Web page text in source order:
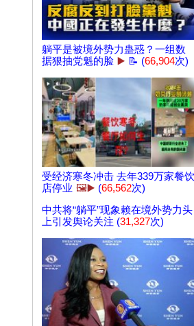
躺平是被境外势力蛊惑？一组数
据狠抽党魁的脸 ▶️ 📝 (66,904次)
受经济寒冬冲击 去年339万家餐饮
店停业 🖼️▶️ (66,562次)
中共将“躺平”现象赖在境外势力头
上引发舆论关注 (31,327次)